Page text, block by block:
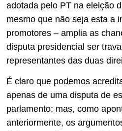
adotada pelo PT na eleição
mesmo que não seja esta a
promotores – amplia as
disputa presidencial ser
representantes das duas
É claro que podemos
apenas de uma disputa de
parlamento; mas, como
anteriormente, os